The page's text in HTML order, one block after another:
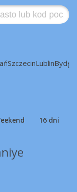
SzczecinLublin
16 dni